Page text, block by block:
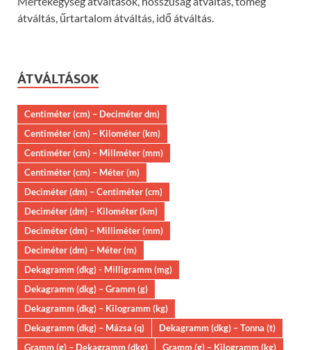
átváltás, űrtartalom átváltás, idő átváltás.
ÁTVÁLTÁSOK
Centiméter (cm) – Deciméter dm)
Centiméter (cm) – Kilométer (km)
Centiméter (cm) – Millméter (mm)
Centiméter (cm) – Méter (m)
Deciméter (dm) – Centiméter (cm)
Deciméter (dm) – Kilométer (km)
Deciméter (dm) – Milliméter (mm)
Deciméter (dm) – Méter (m)
Dekagramm (dkg) - Milligramm (mg)
Dekagramm (dkg) – Gramm (g)
Dekagramm (dkg) – Kilogramm (kg)
Dekagramm (dkg) – Mázsa (q)
Dekagramm (dkg) – Tonna (t)
Gramm (g) – Dekagramm (dkg)
Gramm (g) – Kilogramm (kg)